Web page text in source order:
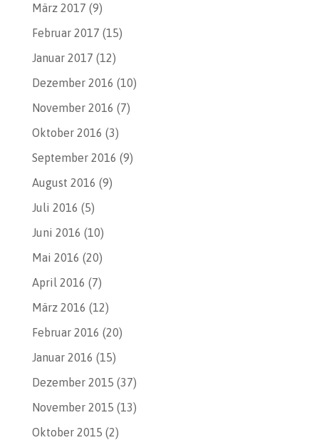
März 2017 (9)
Februar 2017 (15)
Januar 2017 (12)
Dezember 2016 (10)
November 2016 (7)
Oktober 2016 (3)
September 2016 (9)
August 2016 (9)
Juli 2016 (5)
Juni 2016 (10)
Mai 2016 (20)
April 2016 (7)
März 2016 (12)
Februar 2016 (20)
Januar 2016 (15)
Dezember 2015 (37)
November 2015 (13)
Oktober 2015 (2)